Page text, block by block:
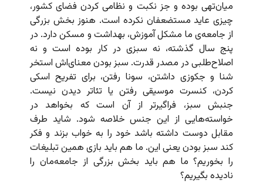
میان‌تهی بوده و جز نکبت و نظامی‌ کردن فضای کشور،
چیزی عاید مستضعفان نکرده است. هنوز بخش بزرگی
از جامعه‌ی ما مشکل آموزش، بهداشت و مسکن دارد. در
پنج سال گذشته، نه سبزی در کار بوده است و نه
اصلاح‌طلبی در مصدر قدرت. سبز بودن معنای‌اش استخر
شنا و جکوزی داشتن، سونا رفتن، برای تفریح اسکی
کردن، کنسرت موسیقی رفتن یا تئاتر دیدن نیست.
جنبش سبز، فراگیرتر از آن است که بخواهد در
خواسته‌هایی از این جنس خلاصه شود. شاید طرف
مقابل دوست داشته باشد خود را به خواب بزند و فکر
کند سبز بودن یعنی این. ما هم باید بازی همین تبلیغات
را بخوریم؟ ما هم باید بخش بزرگی از جامعه‌مان را
نادیده بگیریم؟